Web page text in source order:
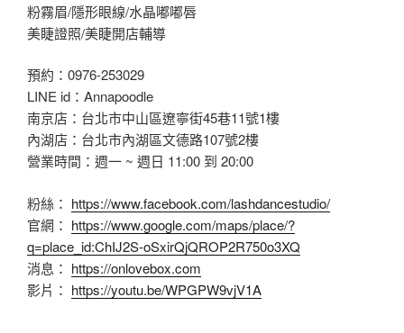
粉霧眉/隱形眼線/水晶嘟嘟唇
美睫證照/美睫開店輔導
預約：0976-253029
LINE id：Annapoodle
南京店：台北市中山區遼寧街45巷11號1樓
內湖店：台北市內湖區文德路107號2樓
營業時間：週一 ~ 週日 11:00 到 20:00
粉絲： https://www.facebook.com/lashdancestudio/
官網： https://www.google.com/maps/place/?
q=place_id:ChIJ2S-oSxirQjQROP2R750o3XQ
消息： https://onlovebox.com
影片： https://youtu.be/WPGPW9vjV1A